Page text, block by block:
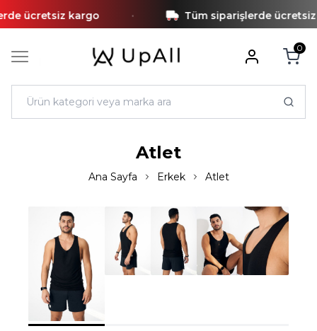
ücretsiz kargo Tüm siparişlerde ücretsiz
0
Atlet
Ana Sayfa Erkek Atlet